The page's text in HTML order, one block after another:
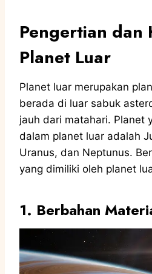
Pengertian
Planet Luar
Planet luar merupakan
berada di luar sabuk
jauh dari matahari. Planet
dalam planet luar adalah
Uranus, dan Neptunus.
yang dimiliki oleh planet
1. Berbahan